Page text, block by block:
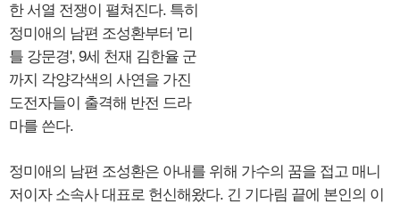
한 서열 전쟁이 펼쳐진다. 특히
정미애의 남편 조성환부터 '리
틀 강문경', 9세 천재 김한율 군
까지 각양각색의 사연을 가진
도전자들이 출격해 반전 드라
마를 쓴다.
정미애의 남편 조성환은 아내를 위해 가수의 꿈을 접고 매니
저이자 소속사 대표로 헌신해왔다. 긴 기다림 끝에 본인의 이